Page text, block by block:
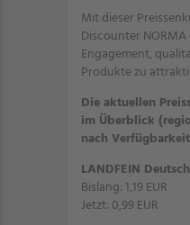
Mit dieser
Discounter
Engagement,
Produkte zu
Die aktuellen
im Überblick
nach
LANDFEIN
Bislang: 1,19 EUR
Jetzt: 0,99 EUR